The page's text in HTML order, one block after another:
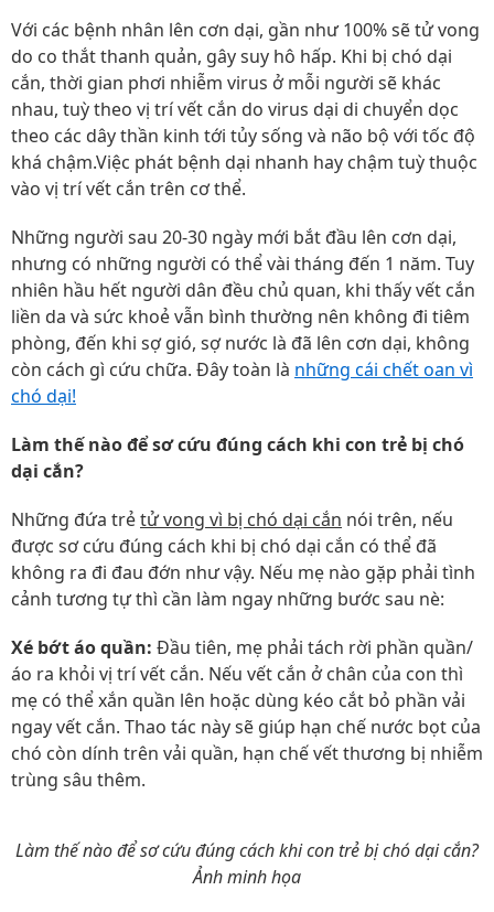
Với các bệnh nhân lên cơn dại, gần như 100% sẽ tử vong
do co thắt thanh quản, gây suy hô hấp. Khi bị chó dại
cắn, thời gian phơi nhiễm virus ở mỗi người sẽ khác
nhau, tuỳ theo vị trí vết cắn do virus dại di chuyển dọc
theo các dây thần kinh tới tủy sống và não bộ với tốc độ
khá chậm.Việc phát bệnh dại nhanh hay chậm tuỳ thuộc
vào vị trí vết cắn trên cơ thể.
Những người sau 20-30 ngày mới bắt đầu lên cơn dại,
nhưng có những người có thể vài tháng đến 1 năm. Tuy
nhiên hầu hết người dân đều chủ quan, khi thấy vết cắn
liền da và sức khoẻ vẫn bình thường nên không đi tiêm
phòng, đến khi sợ gió, sợ nước là đã lên cơn dại, không
còn cách gì cứu chữa. Đây toàn là những cái chết oan vì
chó dại!
Làm thế nào để sơ cứu đúng cách khi con trẻ bị chó
dại cắn?
Những đứa trẻtử vong vì bị chó dại cắn nói trên, nếu
được sơ cứu đúng cách khi bị chó dại cắn có thể đã
không ra đi đau đớn như vậy. Nếu mẹ nào gặp phải tình
cảnh tương tự thì cần làm ngay những bước sau nè:
Xé bớt áo quần: Đầu tiên, mẹ phải tách rời phần quần/
áo ra khỏi vị trí vết cắn. Nếu vết cắn ở chân của con thì
mẹ có thể xắn quần lên hoặc dùng kéo cắt bỏ phần vải
ngay vết cắn. Thao tác này sẽ giúp hạn chế nước bọt của
chó còn dính trên vải quần, hạn chế vết thương bị nhiễm
trùng sâu thêm.
Làm thế nào để sơ cứu đúng cách khi con trẻ bị chó dại cắn?
Ảnh minh họa